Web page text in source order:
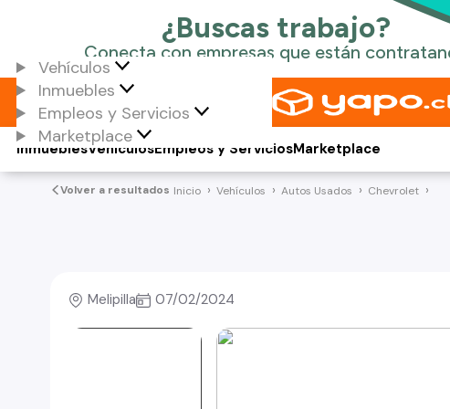
Vehículos
Inmuebles
Empleos y Servicios
Marketplace
Vehículos
Inmuebles Empleos y ServiciosMarketplace
Volver a resultados Inicio Vehículos Autos Usados Chevrolet
Melipilla 07/02/2024